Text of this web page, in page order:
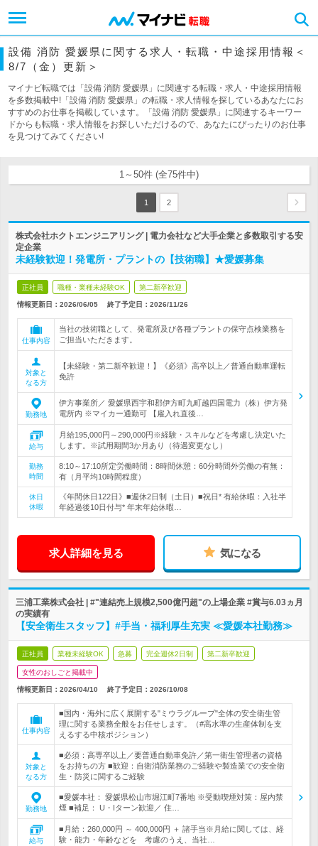
設備 消防 愛媛県に関する求人・転職・中途採用情報＜
8/7（金）更新＞
マイナビ転職では「設備 消防 愛媛県」に関連する転職・求人・中途採用情報
を多数掲載中!「設備 消防 愛媛県」の転職・求人情報を探しているあなたにお
すすめのお仕事を掲載しています。「設備 消防 愛媛県」に関連するキーワー
ドからも転職・求人情報をお探しいただけるので、あなたにぴったりのお仕事
を見つけてみてください!
1～50件 (全75件中)
1 2
株式会社ホクトエンジニアリング | 電力会社など大手企業と多数取引する安
定企業
未経験歓迎！発電所・プラントの【技術職】★愛媛募集
正社員 職種・業種未経験OK 第二新卒歓迎
情報更新日：2026/06/05 終了予定日： 2026/11/26
仕事内容
当社の技術職として、発電所及び各種プラントの保守点検業務を
ご担当いただきます。
対象と
なる方
【未経験・第二新卒歓迎！】《必須》高卒以上／普通自動車運転
免許
勤務地
伊方事業所／ 愛媛県西宇和郡伊方町九町越四国電力（株）伊方発
電所内 ※マイカー通勤可 【雇入れ直後…
給与
月給195,000円～290,000円※経験・スキルなどを考慮し決定いた
します。※試用期間3か月あり（待遇変更なし）
勤務
時間
8:10～17:10所定労働時間：8時間休憩：60分時間外労働の有無：
有（月平均10時間程度）
休日
休暇
《年間休日122日》■週休2日制（土日）■祝日* 有給休暇：入社半
年経過後10日付与* 年末年始休暇…
求人詳細を見る 気になる
三浦工業株式会社 | #"連結売上規模2,500億円超"の上場企業 #賞与6.03ヵ月
の実績有
【安全衛生スタッフ】#手当・福利厚生充実 ≪愛媛本社勤務≫
正社員 業種未経験OK 急募 完全週休2日制 第二新卒歓迎
女性のおしごと掲載中
情報更新日：2026/04/10 終了予定日： 2026/10/08
仕事内容
■国内・海外に広く展開する"ミウラグループ"全体の安全衛生管
理に関する業務全般をお任せします。（#高水準の生産体制を支
えるする中核ポジション）
対象と
なる方
■必須：高専卒以上／要普通自動車免許／第一衛生管理者の資格
をお持ちの方 ■歓迎：自衛消防業務のご経験や製造業での安全衛
生・防災に関するご経験
勤務地
■愛媛本社： 愛媛県松山市堀江町7番地 ※受動喫煙対策：屋内禁
煙 ■補足： U・Iターン歓迎／ 住…
給与
■月給：260,000円 ～ 400,000円 ＋ 諸手当※月給に関しては、経
験・能力・年齢などを 考慮のうえ、当社…